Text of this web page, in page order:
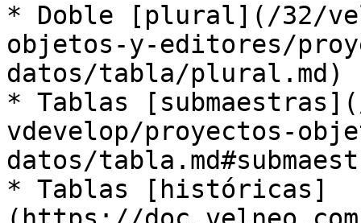
* Doble [plural](/32/
objetos-y-editores/
datos/tabla/plural.md)
* Tablas
vdevelop/proyectos-
datos/
* Tablas [históricas]